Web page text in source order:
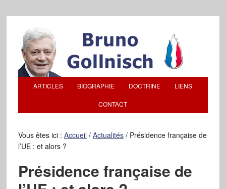
ARTICLES BIOGRAPHIE DOCTRINE LIENS
CONTACT
Vous êtes ici : Accueil / Actualités /Présidence française de
l’UE : et alors ?
Présidence française de